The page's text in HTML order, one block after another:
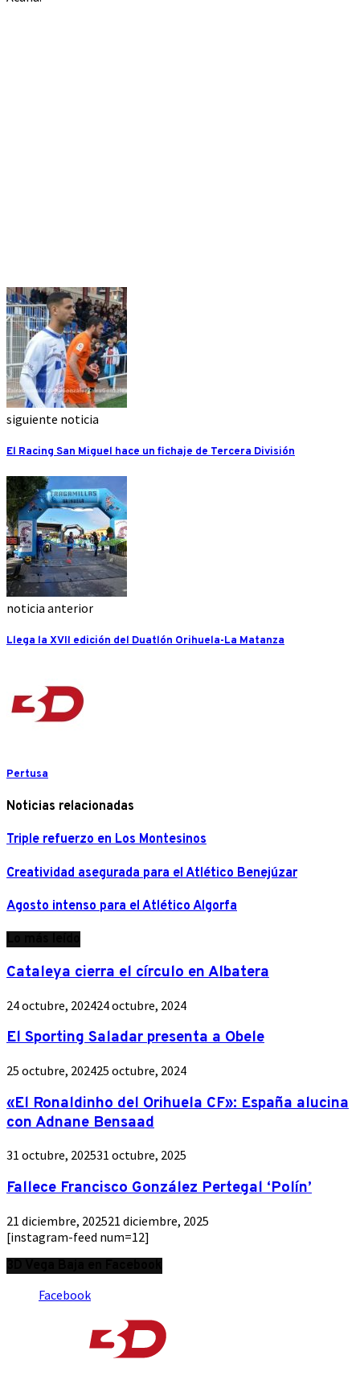
siguiente noticia
El Racing San Miguel hace un fichaje de Tercera División
noticia anterior
Llega la XVII edición del Duatlón Orihuela-La Matanza
Pertusa
Noticias relacionadas
Triple refuerzo en Los Montesinos
Creatividad asegurada para el Atlético Benejúzar
Agosto intenso para el Atlético Algorfa
Cataleya cierra el círculo en Albatera
24 octubre, 202424 octubre, 2024
El Sporting Saladar presenta a Obele
25 octubre, 202425 octubre, 2024
«El Ronaldinho del Orihuela CF»: España alucina
con Adnane Bensaad
31 octubre, 202531 octubre, 2025
Fallece Francisco González Pertegal ‘Polín’
21 diciembre, 202521 diciembre, 2025
[instagram-feed num=12]
Facebook